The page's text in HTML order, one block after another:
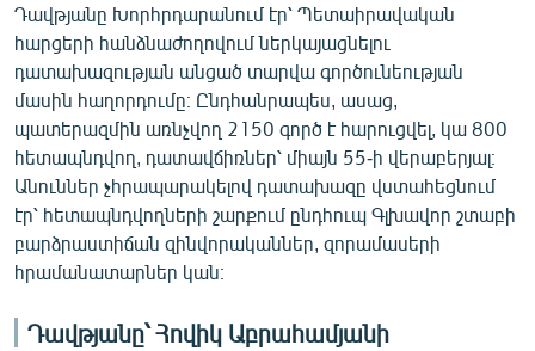
Դավթյանը Խորհրդարանում էր՝ Պետաիրավական
հարցերի հանձնաժողովում ներկայացնելու
դատախազության անցած տարվա գործունեության
մասին հաղորդումը։ Ընդհանրապես, ասաց,
պատերազմին առնչվող 2150 գործ է հարուցվել, կա 800
հետապնդվող, դատավճիռներ՝ միայն 55-ի վերաբերյալ։
Անուններ չհրապարակելով դատախազը վստահեցնում
էր՝ հետապնդվողների շարքում ընդհուպ Գլխավոր շտաբի
բարձրաստիճան զինվորականներ, զորամասերի
հրամանատարներ կան։
Դավթյանը՝ Հովիկ Աբրահամյանի